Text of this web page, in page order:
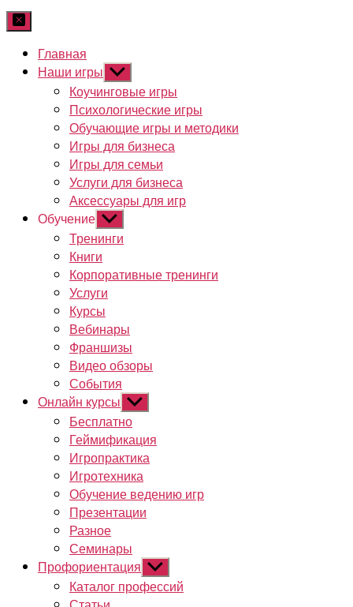
Главная
Наши игры Показывать
подменю
Коучинговые игры
Психологические игры
Обучающие игры и методики
Игры для бизнеса
Игры для семьи
Услуги для бизнеса
Аксессуары для игр
Обучение Показывать
подменю
Тренинги
Книги
Корпоративные тренинги
Услуги
Курсы
Вебинары
Франшизы
Видео обзоры
События
Онлайн курсы Показывать
подменю
Бесплатно
Геймификация
Игропрактика
Игротехника
Обучение ведению игр
Презентации
Разное
Семинары
Профориентация Показывать
подменю
Каталог профессий